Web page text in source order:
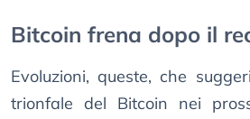
Bitcoin frena dopo il
Evoluzioni, queste, che
trionfale del Bitcoin nei